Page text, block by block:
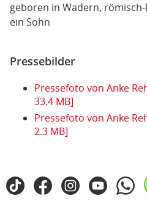
geboren in Wadern,
ein Sohn
Pressebilder
Pressefoto von Anke
33.4 MB]
Pressefoto von Anke
2.3 MB]
Fußbereich
SPD
TikTokFacebookInstagramYouTube